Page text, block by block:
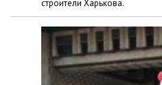
строители Харькова.